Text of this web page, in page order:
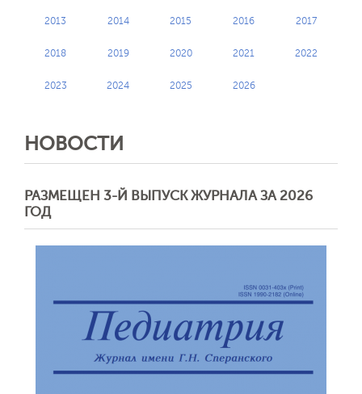
2013 2014 2015 2016 2017
2018 2019 2020 2021 2022
2023 2024 2025 2026
НОВОСТИ
РАЗМЕЩЕН 3-Й ВЫПУСК ЖУРНАЛА ЗА 2026
ГОД